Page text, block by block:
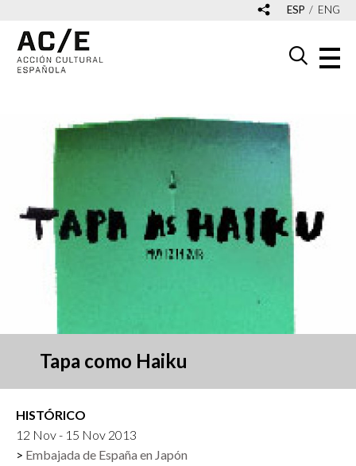
ESP ENG
Tapa como Haiku
HISTÓRICO
12 Nov - 15 Nov 2013
Embajada de España en Japón